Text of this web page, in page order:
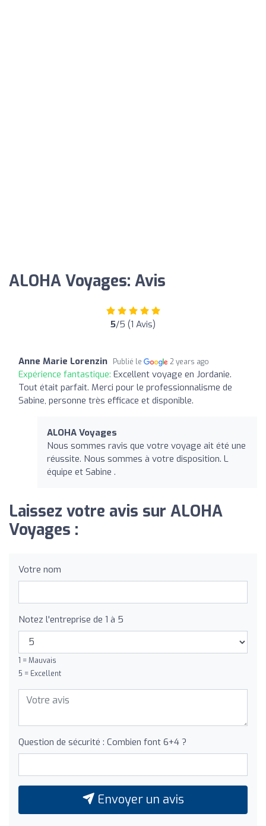
ALOHA Voyages: Avis
5/5 (1 Avis)
Anne Marie Lorenzin Publié le 2 years ago
Expérience fantastique: Excellent voyage en Jordanie.
Tout était parfait. Merci pour le professionnalisme de
Sabine, personne très efficace et disponible.
ALOHA Voyages
Nous sommes ravis que votre voyage ait été une
réussite. Nous sommes à votre disposition. L
équipe et Sabine .
Laissez votre avis sur ALOHA
Voyages :
Votre nom
Notez l'entreprise de 1 à 5
1 = Mauvais
5 = Excellent
Question de sécurité : Combien font 6+4 ?
Envoyer un avis